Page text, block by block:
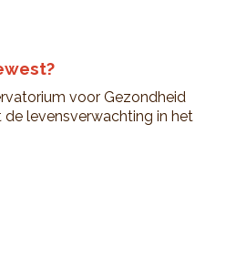
voor Gezondheid
de levensverwachting in het